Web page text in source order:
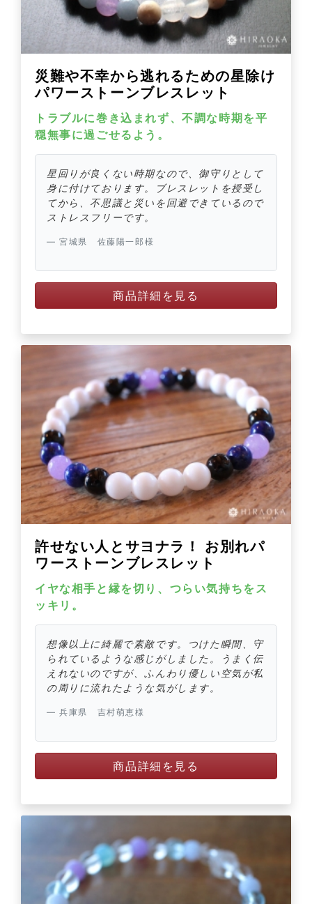
災難や不幸から逃れるための星除け
パワーストーンブレスレット
トラブルに巻き込まれず、不調な時期を平
穏無事に過ごせるよう。
星回りが良くない時期なので、御守りとして
身に付けております。ブレスレットを授受し
てから、不思議と災いを回避できているので
ストレスフリーです。
宮城県 佐藤陽一郎様
商品詳細を見る
許せない人とサヨナラ！ お別れパ
ワーストーンブレスレット
イヤな相手と縁を切り、つらい気持ちをス
ッキリ。
想像以上に綺麗で素敵です。つけた瞬間、守
られているような感じがしました。うまく伝
えれないのですが、ふんわり優しい空気が私
の周りに流れたような気がします。
兵庫県 吉村萌恵様
商品詳細を見る